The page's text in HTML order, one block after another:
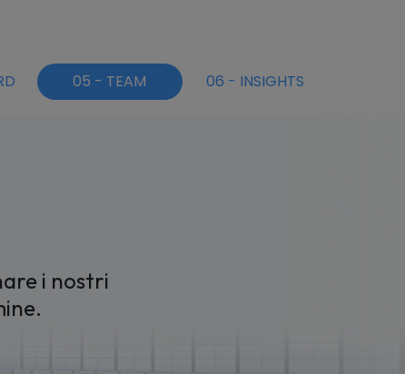
05 - TEAM 06 - INSIGHTS
i nostri